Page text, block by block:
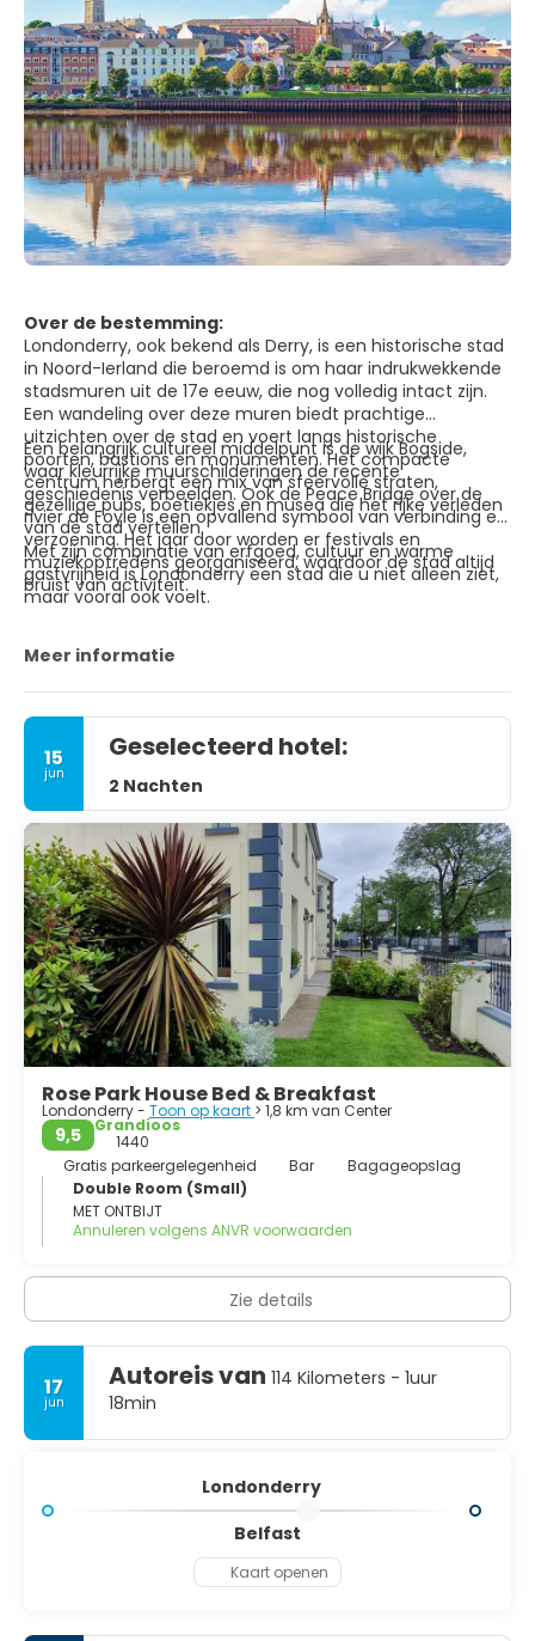
Over de bestemming:
Londonderry, ook bekend als Derry, is een historische stad
in Noord-Ierland die beroemd is om haar indrukwekkende
stadsmuren uit de 17e eeuw, die nog volledig intact zijn.
Een wandeling over deze muren biedt prachtige
uitzichten over de stad en voert langs historische
poorten, bastions en monumenten. Het compacte
centrum herbergt een mix van sfeervolle straten,
gezellige pubs, boetiekjes en musea die het rijke verleden
van de stad vertellen.
Een belangrijk cultureel middelpunt is de wijk Bogside,
waar kleurrijke muurschilderingen de recente
geschiedenis verbeelden. Ook de Peace Bridge over de
rivier de Foyle is een opvallend symbool van verbinding en
verzoening. Het jaar door worden er festivals en
muziekoptredens georganiseerd, waardoor de stad altijd
bruist van activiteit.
Met zijn combinatie van erfgoed, cultuur en warme
gastvrijheid is Londonderry een stad die u niet alleen ziet,
maar vooral ook voelt.
Meer informatie
15
jun
Geselecteerd hotel:
2 Nachten
Rose Park House Bed & Breakfast
Londonderry - Toon op kaart > 1,8 km van Center
9,5
Grandioos
1440
Gratis parkeergelegenheid
Bar
Bagageopslag
Double Room (Small)
MET ONTBIJT
Annuleren volgens ANVR voorwaarden
Zie details
17
jun
Autoreis van 114 Kilometers - 1uur
18min
Londonderry
Belfast
Kaart openen